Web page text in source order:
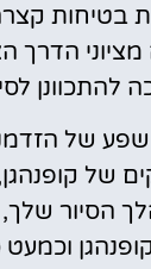
בטיחות
הדרך
להתכוונן
שפע של
של
הסיור